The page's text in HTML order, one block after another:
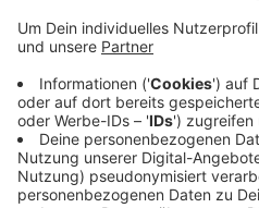
gestern sind elf weitere
Klinikum und im Haus
in Herdecke im
Klasse der VHS Witten. Das
auch noch etliche
infizierten Schülern, KiTa-